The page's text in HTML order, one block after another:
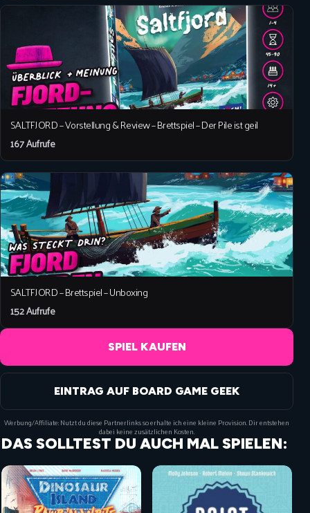
SALTFJORD – Vorstellung & Review – Brettspiel – Der Pile ist geil
167 Aufrufe
SALTFJORD – Brettspiel – Unboxing
152 Aufrufe
SPIEL KAUFEN
EINTRAG AUF BOARD GAME GEEK
Werbung/Affiliate: Nutzt du diese Partnerlinks so erhalte ich eine kleine Provision. Dir entstehen
dabei keine zusätzlichen Kosten.
DAS SOLLTEST DU AUCH MAL SPIELEN: